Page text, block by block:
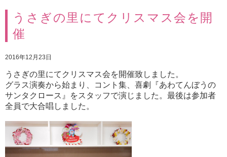
うさぎの里にてクリスマス会を開
催
2016年12月23日
うさぎの里にてクリスマス会を開催致しました。
グラス演奏から始まり、コント集、喜劇『あわてんぼうの
サンタクロース』をスタッフで演じました。最後は参加者
全員で大合唱しました。